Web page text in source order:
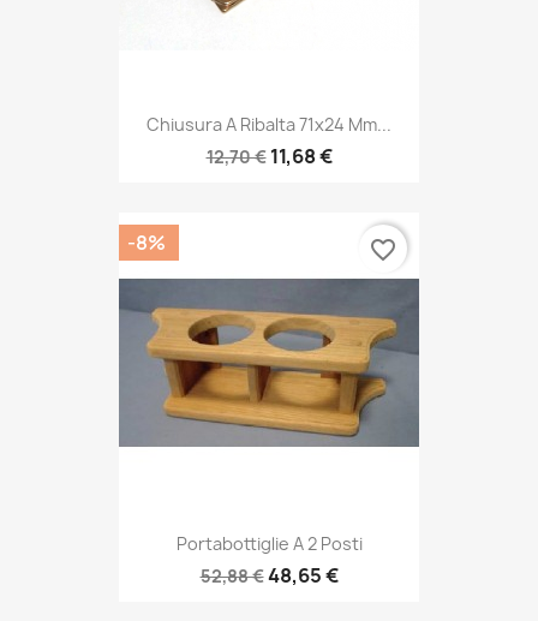
Chiusura A Ribalta 71x24 Mm...
12,70 € 11,68 €
Portabottiglie A 2 Posti
52,88 €48,65 €
-8% favorite_border